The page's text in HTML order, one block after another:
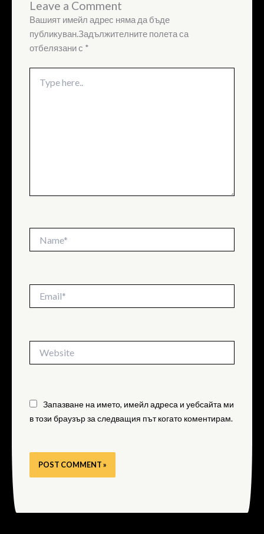
Leave a Comment
Вашият имейл адрес няма да бъде
публикуван.Задължителните полета са
отбелязани с *
here..
Запазване на името, имейл адреса и уебсайта ми
в този браузър за следващия път когато коментирам.